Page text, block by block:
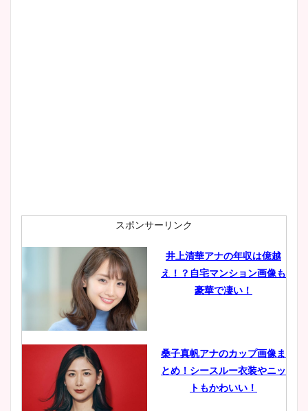
肉も凄い！
鈴木唯の太ってた時の体重が
ヤバすぎww原因や痩せたダ
豊島実季アナのカップ画像ま
とめ！美脚や水着姿に年齢も
スポンサーリンク
井上清華アナの年収は億越
え！？自宅マンション画像も
豪華で凄い！
桑子真帆アナのカップ画像ま
とめ！シースルー衣装やニッ
トもかわいい！